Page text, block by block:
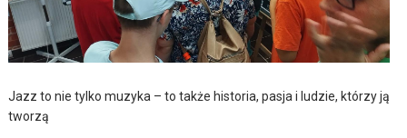
Jazz to nie tylko muzyka – to także historia, pasja i ludzie, którzy ją
tworzą